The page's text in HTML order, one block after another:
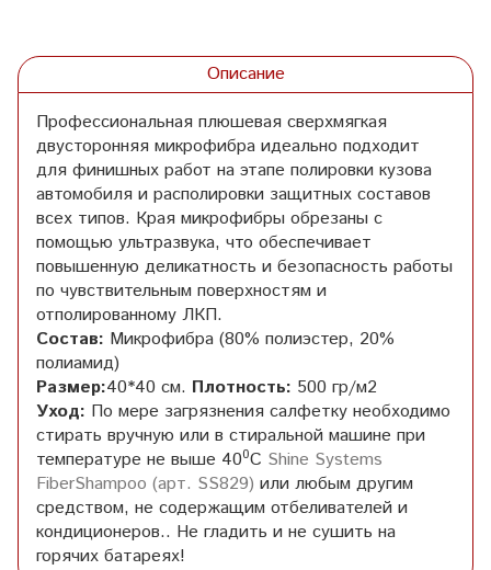
Описание
Профессиональная плюшевая сверхмягкая
двусторонняя микрофибра идеально подходит
для финишных работ на этапе полировки кузова
автомобиля и располировки защитных составов
всех типов. Края микрофибры обрезаны с
помощью ультразвука, что обеспечивает
повышенную деликатность и безопасность работы
по чувствительным поверхностям и
отполированному ЛКП.
Состав: Микрофибра (80% полиэстер, 20%
полиамид)
Размер:40*40 см. Плотность: 500 гр/м2
Уход: По мере загрязнения салфетку необходимо
стирать вручную или в стиральной машине при
температуре не выше 400С Shine Systems
FiberShampoo (арт. SS829) или любым другим
средством, не содержащим отбеливателей и
кондиционеров.. Не гладить и не сушить на
горячих батареях!